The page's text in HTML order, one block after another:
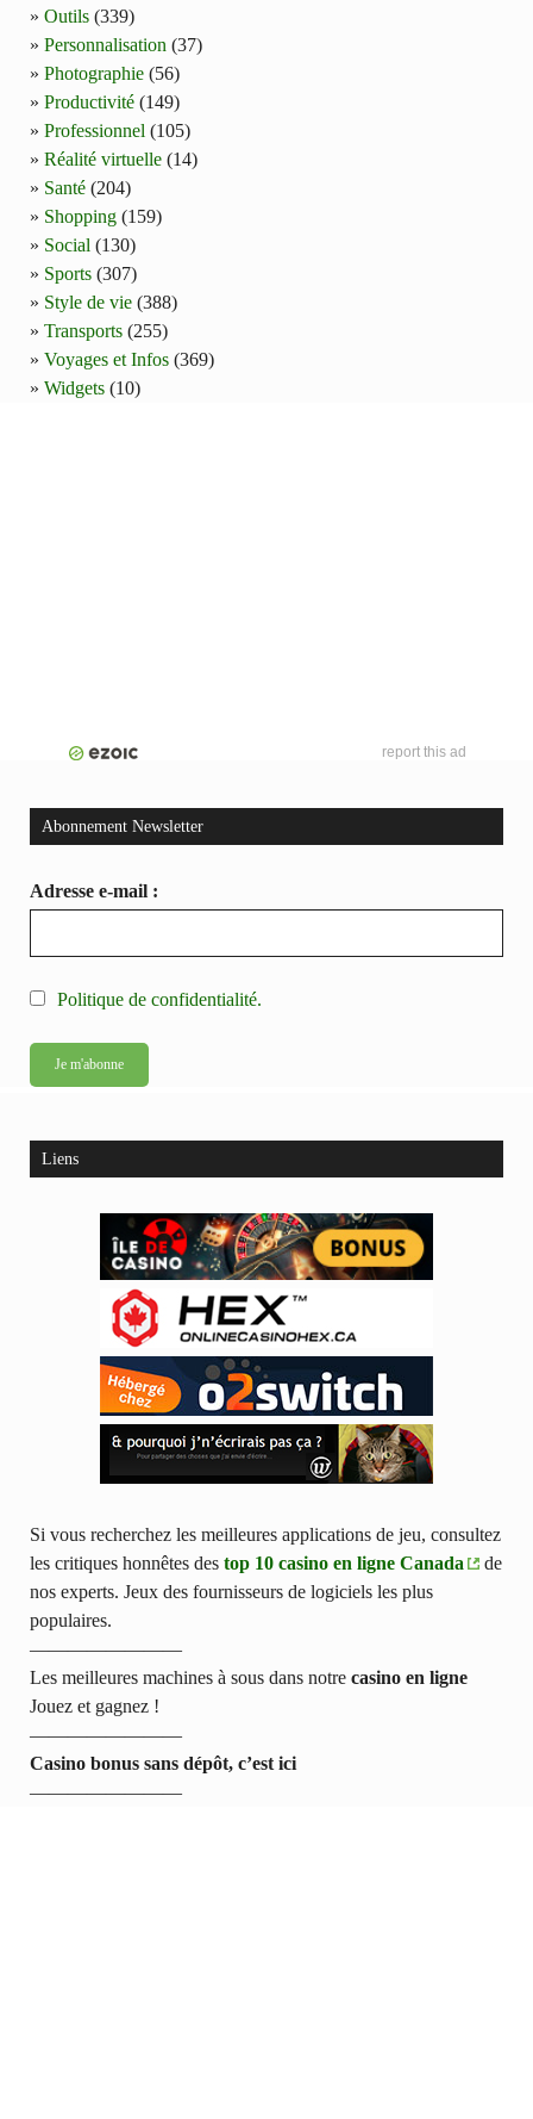
Outils (339)
Personnalisation (37)
Photographie (56)
Productivité (149)
Professionnel (105)
Réalité virtuelle (14)
Santé (204)
Shopping (159)
Social (130)
Sports (307)
Style de vie (388)
Transports (255)
Voyages et Infos (369)
Widgets (10)
report this ad
Abonnement Newsletter
Adresse e-mail :
Politique de confidentialité.
Liens
Si vous recherchez les meilleures applications de jeu, consultez
les critiques honnêtes des top 10 casino en ligne Canada
de
nos experts. Jeux des fournisseurs de logiciels les plus
populaires.
————————
Les meilleures machines à sous dans notre casino en ligne
Jouez et gagnez !
————————
Casino bonus sans dépôt, c’est ici
————————